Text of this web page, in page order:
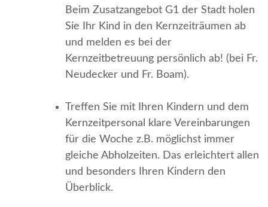
Beim Zusatzangebot G1 der Stadt holen
Sie Ihr Kind in den Kernzeiträumen ab
und melden es bei der
Kernzeitbetreuung persönlich ab! (bei Fr.
Neudecker und Fr. Boam).
Treffen Sie mit Ihren Kindern und dem
Kernzeitpersonal klare Vereinbarungen
für die Woche z.B. möglichst immer
gleiche Abholzeiten. Das erleichtert allen
und besonders Ihren Kindern den
Überblick.